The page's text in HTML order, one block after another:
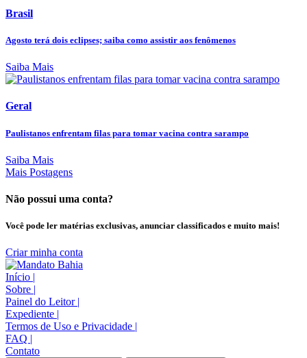
Brasil
Agosto terá dois eclipses; saiba como assistir aos fenômenos
Saiba Mais
Geral
Paulistanos enfrentam filas para tomar vacina contra sarampo
Saiba Mais
Mais Postagens
Não possui uma conta?
Você pode ler matérias exclusivas, anunciar classificados e muito mais!
Criar minha conta
Início |
Sobre |
Painel do Leitor |
Expediente |
Termos de Uso e Privacidade |
FAQ |
Contato